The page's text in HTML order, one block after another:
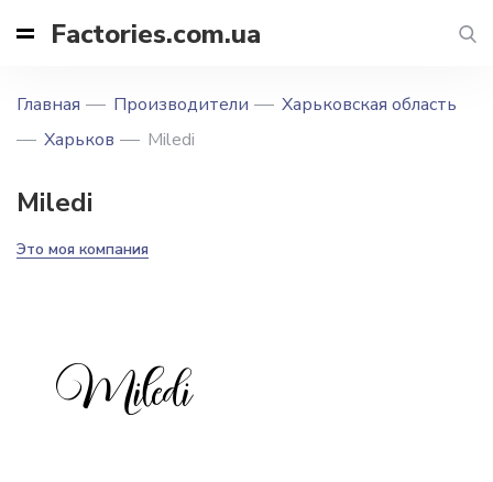
Factories.com.ua
Главная Производители
Харьковская область
Харьков
Miledi
Miledi
Это моя компания